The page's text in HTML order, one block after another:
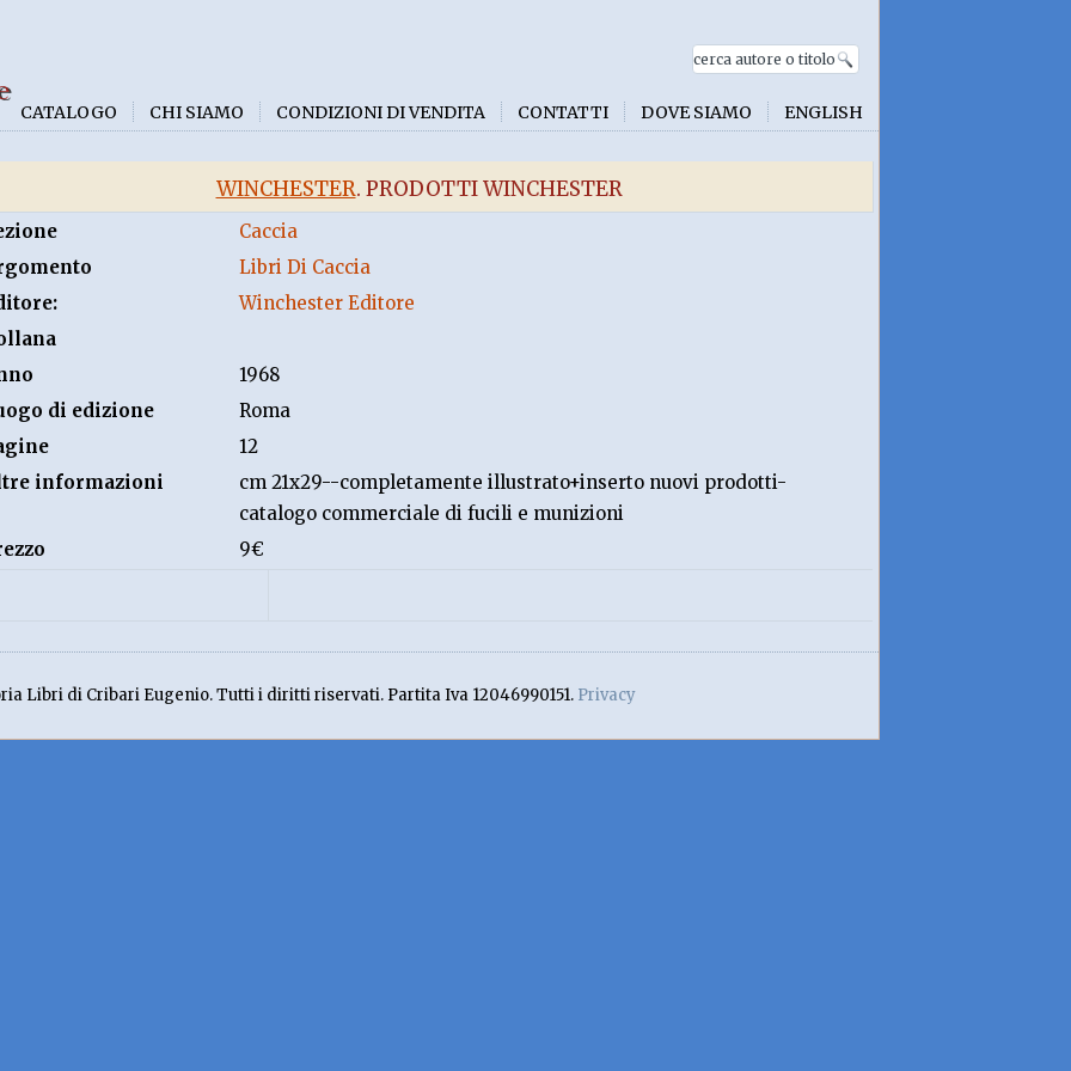
CATALOGO CHI SIAMO CONDIZIONI DI VENDITA CONTATTI DOVE SIAMO ENGLISH
WINCHESTER. PRODOTTI WINCHESTER
Caccia
Libri Di Caccia
Winchester Editore
1968
di edizione
Roma
12
informazioni
cm 21x29--completamente illustrato+inserto nuovi prodotti-
catalogo commerciale di fucili e munizioni
9€
Libri di Cribari Eugenio. Tutti i diritti riservati. Partita Iva 12046990151. Privacy